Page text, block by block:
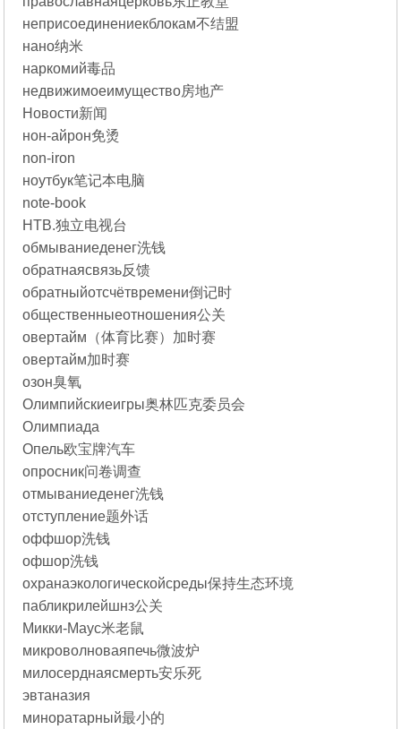
неприсоединениекблокам不结盟
нано纳米
наркомий毒品
недвижимоеимущество房地产
Новости新闻
нон-айрон免烫
non-iron
ноутбук笔记本电脑
note-book
НТВ.独立电视台
обмываниеденег洗钱
обратнаясвязь反馈
обратныйотсчётвремени倒记时
общественныеотношения公关
овертайм（体育比赛）加时赛
овертайм加时赛
озон臭氧
Олимпийскиеигры奥林匹克委员会
Олимпиада
Опель欧宝牌汽车
опросник问卷调查
отмываниеденег洗钱
отступление题外话
оффшор洗钱
офшор洗钱
охранаэкологическойсреды保持生态环境
пабликрилейшнз公关
Микки-Маус米老鼠
микроволноваяпечь微波炉
милосерднаясмерть安乐死
эвтаназия
миноратарный最小的